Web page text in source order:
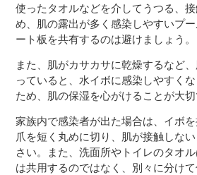
使ったタオルなどを介してうつる、
め、肌の露出が多く感染しやすいプ
ート板を共有するのは避けましょう。
また、肌がカサカサに乾燥するなど
っていると、水イボに感染しやすく
ため、肌の保湿を心がけることが大切
家族内で感染者が出た場合は、イボ
爪を短く丸めに切り、肌が接触しな
さい。また、洗面所やトイレのタオ
は共用するのではなく、別々に分け